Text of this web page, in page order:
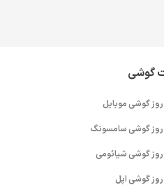
گوشی
گوشی موبایل
گوشی سامسونگ
گوشی شیائومی
گوشی اپل